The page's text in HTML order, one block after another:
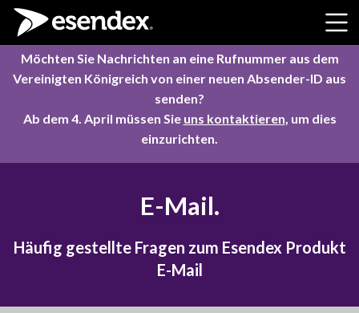
Skip to content
Möchten Sie Nachrichten an eine Rufnummer aus dem
Vereinigten Königreich von einer neuen Absender-ID aus
senden?
Ab dem 4. April müssen Sie uns kontaktieren, um dies
einzurichten.
E-Mail.
Häufig gestellte Fragen zum Esendex Produkt
E-Mail